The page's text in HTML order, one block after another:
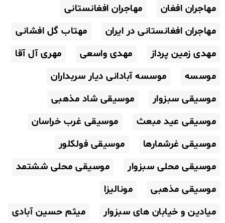
مهاجران افغان
مهاجران افغانستانی
مهاجران افغانستانی در ایران
مهتاب گل افشانی
مهدی زمین پرداز
مهدی واسعی
مهری آل آقا
موسسه
موسسه آبادانی دیار سربداران
موسیقی سبزوار
موسیقی شاد مذهبی
موسیقی عید مبعث
موسیقی غرب خراسان
موسیقی غرشمارها
موسیقی فولکلور
موسیقی محلی سبزوار
موسیقی محلی ششتمد
موسیقی مذهبی
مونالیزا
میادین و خیابان های سبزوار
میثم حسین آبادی